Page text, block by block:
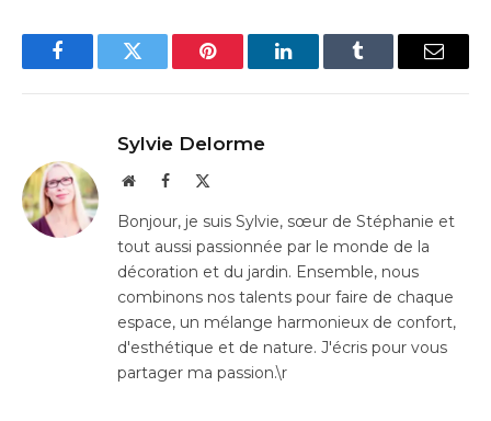
FacebookTwitter Pinterest LinkedInTumblr Email
Sylvie Delorme
WebsiteFacebook
Bonjour, je suis Sylvie, sœur de Stéphanie et
tout aussi passionnée par le monde de la
décoration et du jardin. Ensemble, nous
combinons nos talents pour faire de chaque
espace, un mélange harmonieux de confort,
d'esthétique et de nature. J'écris pour vous
partager ma passion.\r